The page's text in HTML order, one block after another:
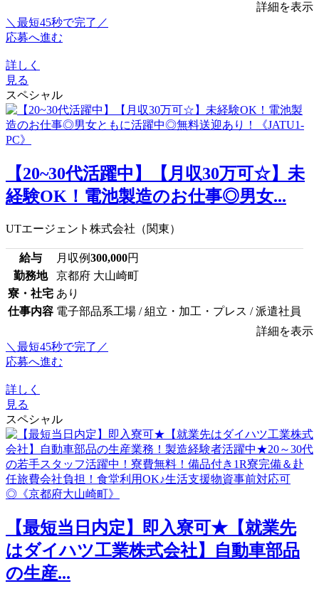
詳細を表示
＼最短45秒で完了／
応募へ進む
詳しく
見る
スペシャル
【20~30代活躍中】【月収30万可☆】未
経験OK！電池製造のお仕事◎男女...
UTエージェント株式会社（関東）
給与 月収例300,000円
勤務地
京都府 大山崎町
寮・社宅 あり
仕事内容 電子部品系工場 / 組立・加工・プレス / 派遣社員
詳細を表示
＼最短45秒で完了／
応募へ進む
詳しく
見る
スペシャル
【最短当日内定】即入寮可★【就業先
はダイハツ工業株式会社】自動車部品
の生産...